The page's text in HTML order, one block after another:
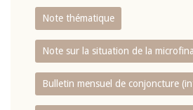
Note thématique
Note sur la situation de la
Bulletin mensuel de conjoncture